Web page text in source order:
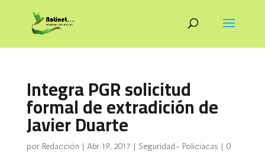
Integra PGR solicitud
formal de extradición de
Javier Duarte
por Redacción | Abr 19, 2017 | Seguridad- Policiacas | 0